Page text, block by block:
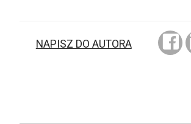
NAPISZ DO AUTORA